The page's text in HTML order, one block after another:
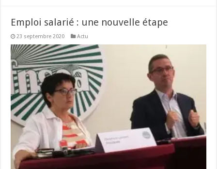
Emploi salarié : une nouvelle étape
23 septembre 2020 Actu